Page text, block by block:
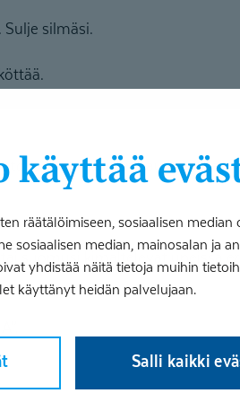
käyttää
räätälöimiseen, sosiaalisen median
sosiaalisen median, mainosalan ja
yhdistää näitä tietoja muihin
käyttänyt heidän palvelujaan.
Salli kaikki
silmäsi.
ja rauhallisena auringossa.
suomusi kimaltelevat upeissa